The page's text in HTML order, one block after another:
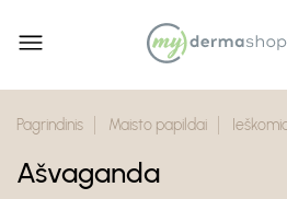
Pagrindinis Maisto papildai
Ašvaganda